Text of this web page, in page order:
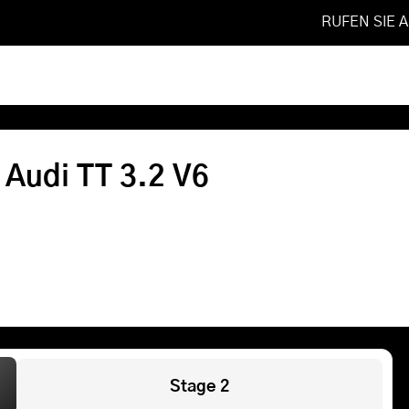
RUFEN
Softwareoptimierung
Shop
TT 3.2 V6
Stage 2